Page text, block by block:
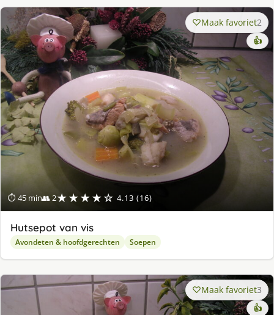
⏱ 45 min👥 2★★★★☆ 4.13 (16)
Maak favoriet2
👍
Hutsepot van vis
Avondeten & hoofdgerechten Soepen
Maak favoriet3
👍